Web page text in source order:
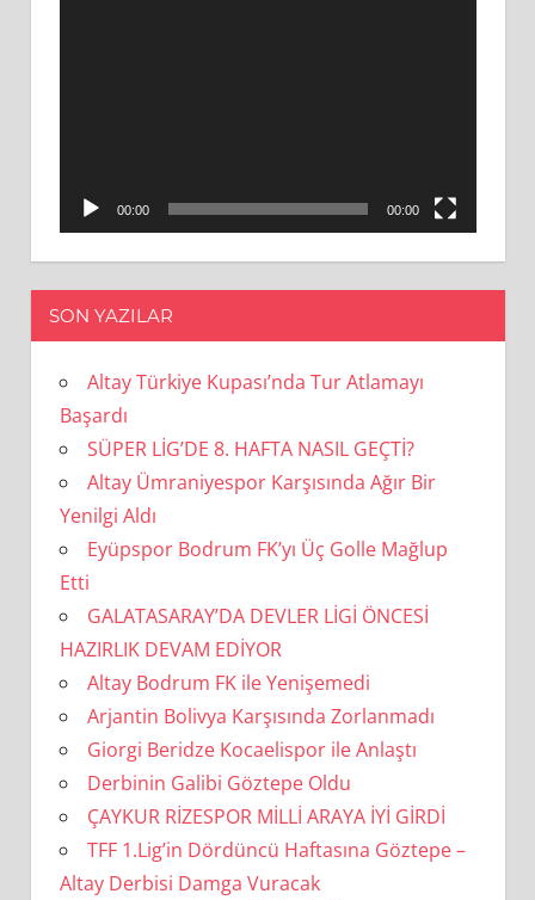
00:00 00:00
SON YAZILAR
Altay Türkiye Kupası’nda Tur Atlamayı
Başardı
SÜPER LİG’DE 8. HAFTA NASIL GEÇTİ?
Altay Ümraniyespor Karşısında Ağır Bir
Yenilgi Aldı
Eyüpspor Bodrum FK’yı Üç Golle Mağlup
Etti
GALATASARAY’DA DEVLER LİGİ ÖNCESİ
HAZIRLIK DEVAM EDİYOR
Altay Bodrum FK ile Yenişemedi
Arjantin Bolivya Karşısında Zorlanmadı
Giorgi Beridze Kocaelispor ile Anlaştı
Derbinin Galibi Göztepe Oldu
ÇAYKUR RİZESPOR MİLLİ ARAYA İYİ GİRDİ
TFF 1.Lig’in Dördüncü Haftasına Göztepe –
Altay Derbisi Damga Vuracak